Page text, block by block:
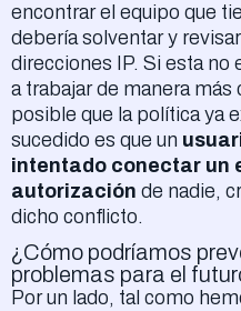
encontrar el equipo que
debería solventar y
direcciones IP. Si esta no
a trabajar de manera
posible que la política ya
sucedido es que un
intentado conectar un
autorización de nadie,
dicho conflicto.
¿Cómo podríamos
problemas para el
Por un lado, tal como